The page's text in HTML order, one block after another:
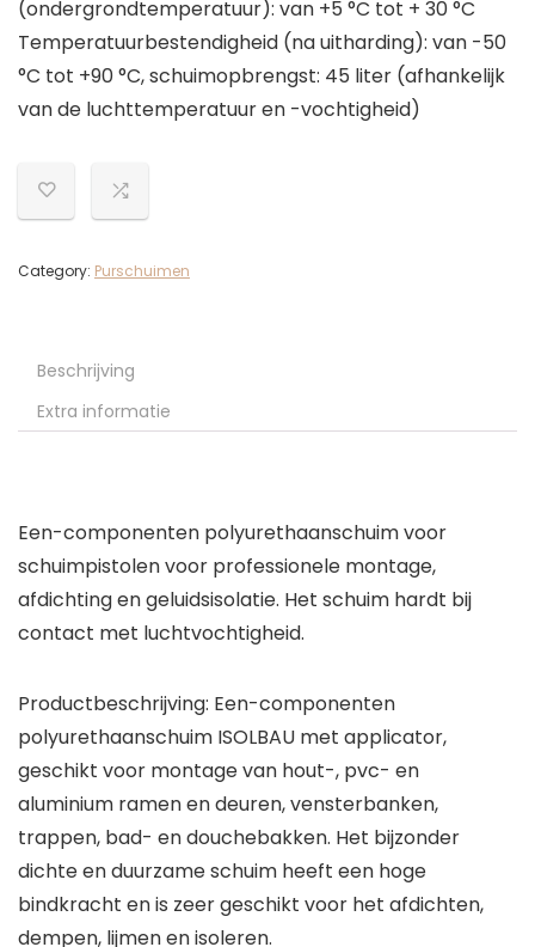
(ondergrondtemperatuur): van +5 °C tot + 30 °C
Temperatuurbestendigheid (na uitharding): van -50
°C tot +90 °C, schuimopbrengst: 45 liter (afhankelijk
van de luchttemperatuur en -vochtigheid)
Category: Purschuimen
Beschrijving
Extra informatie
Een-componenten polyurethaanschuim voor
schuimpistolen voor professionele montage,
afdichting en geluidsisolatie. Het schuim hardt bij
contact met luchtvochtigheid.
Productbeschrijving: Een-componenten
polyurethaanschuim ISOLBAU met applicator,
geschikt voor montage van hout-, pvc- en
aluminium ramen en deuren, vensterbanken,
trappen, bad- en douchebakken. Het bijzonder
dichte en duurzame schuim heeft een hoge
bindkracht en is zeer geschikt voor het afdichten,
dempen, lijmen en isoleren.